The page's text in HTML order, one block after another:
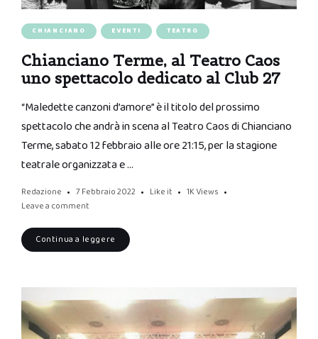
CHIANCIANO EVENTI TEATRO
Chianciano Terme, al Teatro Caos
uno spettacolo dedicato al Club 27
“Maledette canzoni d’amore” è il titolo del prossimo
spettacolo che andrà in scena al Teatro Caos di Chianciano
Terme, sabato 12 febbraio alle ore 21:15, per la stagione
teatrale organizzata e …
Redazione 7 Febbraio 2022 Like it 1K Views
Leave a comment
Continua a leggere